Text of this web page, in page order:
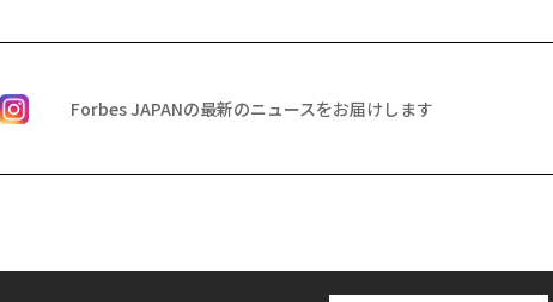
Forbes JAPANの最新のニュースをお届けします